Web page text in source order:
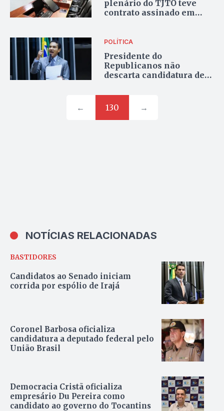
plenário do TJTO teve
contrato assinado em
terminar em outubro
POLÍTICA
Presidente do
Republicanos não
descarta candidatura de
mas afirma que ainda
não debateu isso com o
governador
← 130 →
NOTÍCIAS RELACIONADAS
BASTIDORES
Candidatos ao Senado iniciam
corrida por espólio de Irajá
Coronel Barbosa oficializa
candidatura a deputado federal pelo
União Brasil
Democracia Cristã oficializa
empresário Du Pereira como
candidato ao governo do Tocantins